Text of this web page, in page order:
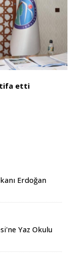
etti
Erdoğan
Yaz Okulu